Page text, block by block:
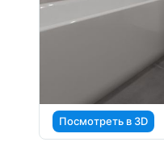
Посмотреть в 3D